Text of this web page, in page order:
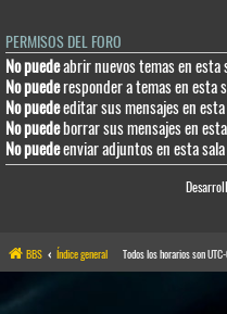
PERMISOS DEL FORO
No puedeabrir nuevos temas en esta
No puederesponder a temas en esta
No puedeeditar sus mensajes en
No puedeborrar sus mensajes en
No puedeenviar adjuntos en esta sala
BBS Índice general Todos los horarios son